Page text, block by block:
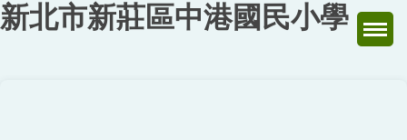
跳
到
新北市新莊區中港國民小學